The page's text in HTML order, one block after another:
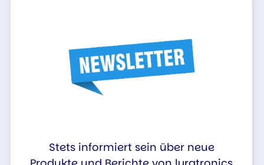
Stets informiert sein über neue